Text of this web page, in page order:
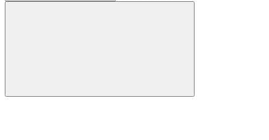
Buscar